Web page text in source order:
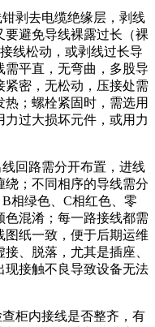
剥去电缆绝缘层，剥线
避免导线裸露过长（裸
线松动，或剥线过长导
平直，无弯曲，多股导
紧密，无松动，压接处需
；螺栓紧固时，需选用
过大损坏元件，或用力
回路需分开布置，进线
；不同相序的导线需分
相绿色、C相红色、零
色混淆；每一路接线都需
纸一致，便于后期运维
、脱落，尤其是插座、
现接触不良导致设备无法
柜内接线是否整齐，有